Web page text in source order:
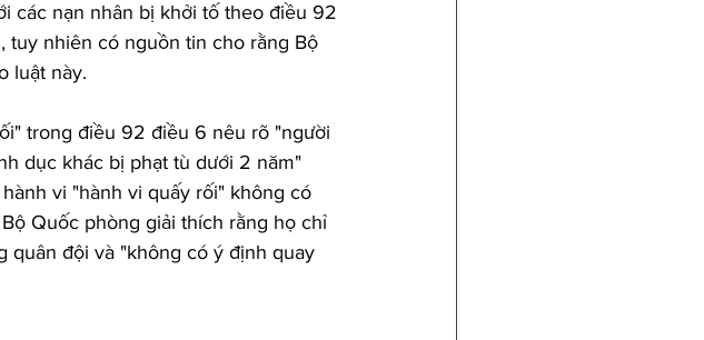
các nạn nhân bị khởi tố theo điều 92
tuy nhiên có nguồn tin cho rằng Bộ
luật này.
trong điều 92 điều 6 nêu rõ "người
dục khác bị phạt tù dưới 2 năm"
vi "hành vi quấy rối" không có
Quốc phòng giải thích rằng họ chỉ
quân đội và "không có ý định quay